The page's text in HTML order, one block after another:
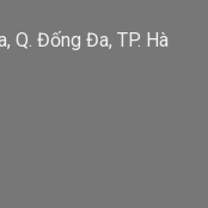
Q. Đống Đa, TP. Hà